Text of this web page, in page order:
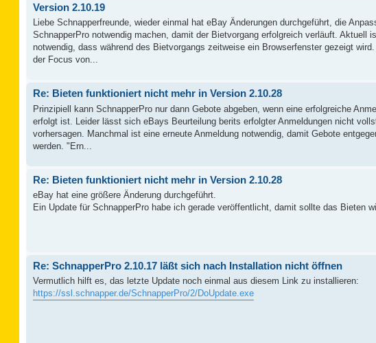
Version 2.10.19
Liebe Schnapperfreunde, wieder einmal hat eBay Änderungen durchgeführt, die
SchnapperPro notwendig machen, damit der Bietvorgang erfolgreich verläuft. Aktuell
notwendig, dass während des Bietvorgangs zeitweise ein Browserfenster gezeigt
der Focus von...
Re: Bieten funktioniert nicht mehr in Version 2.10.28
Prinzipiell kann SchnapperPro nur dann Gebote abgeben, wenn eine erfolgreiche
erfolgt ist. Leider lässt sich eBays Beurteilung berits erfolgter Anmeldungen nicht
vorhersagen. Manchmal ist eine erneute Anmeldung notwendig, damit Gebote
werden. "Ern...
Re: Bieten funktioniert nicht mehr in Version 2.10.28
eBay hat eine größere Änderung durchgeführt.
Ein Update für SchnapperPro habe ich gerade veröffentlicht, damit sollte das Bieten
Re: SchnapperPro 2.10.17 läßt sich nach Installation nicht öffnen
Vermutlich hilft es, das letzte Update noch einmal aus diesem Link zu installieren:
https://ssl.schnapper.de/SchnapperPro/2/DoUpdate.exe